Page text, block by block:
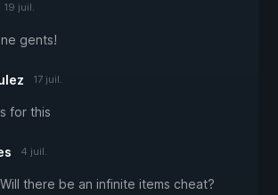
19 juil.
gents!
17 juil.
for this
4 juil.
there be an infinite items cheat?